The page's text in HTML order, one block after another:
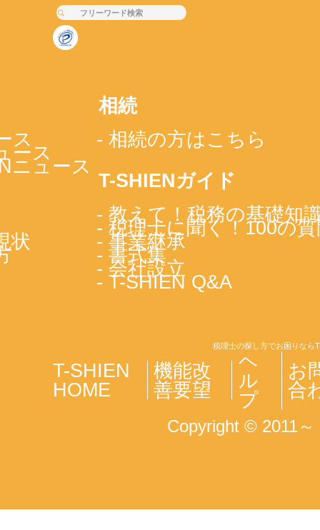
ス
ース
ニュース
状
相続
- 相続の方はこちら
T-SHIENガイド
- 教えて！税務の基礎知
- 税理士に聞く！100の
- 事業継承
- 書式集
- 会社設立
- T-SHIEN Q&A
税理士の探し方でお困りなら
T-SHIEN
HOME
機能改
善要望
ヘ
ル
プ
お
合
Copyright © 2011